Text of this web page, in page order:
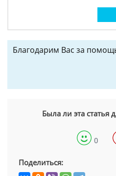
Благодарим Вас за
Была ли эта статья
0
Поделиться: